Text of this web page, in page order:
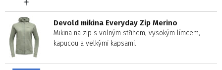
Devold mikina Everyday Zip Merino
Mikina na zip s volným střihem, vysokým límcem,
kapucou a velkými kapsami.